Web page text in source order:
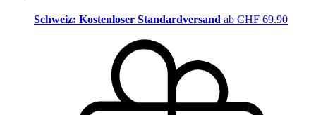
Schweiz: Kostenloser Standardversand ab CHF 69.90